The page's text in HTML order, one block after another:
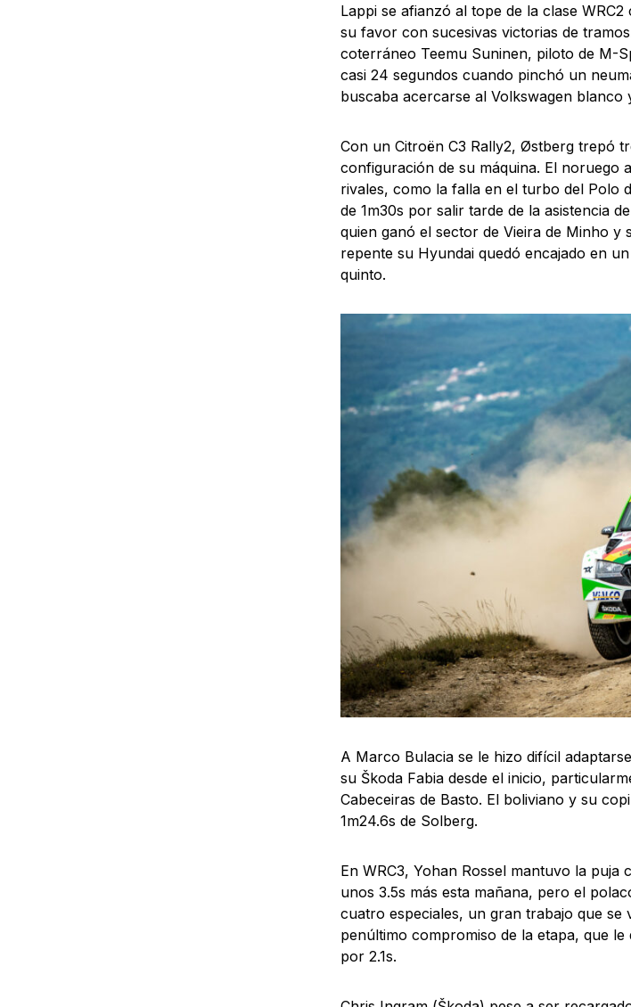
Lappi se afianzó al tope de la clase
su favor con sucesivas victorias de
coterráneo Teemu Suninen, piloto de M-
casi 24 segundos cuando pinchó un
buscaba acercarse al Volkswagen blanco
Con un Citroën C3 Rally2, Østberg trepó
configuración de su máquina. El noruego
rivales, como la falla en el turbo del Polo
de 1m30s por salir tarde de la asistencia
quien ganó el sector de Vieira de Minho
repente su Hyundai quedó encajado en
quinto.
A Marco Bulacia se le hizo difícil
su Škoda Fabia desde el inicio,
Cabeceiras de Basto. El boliviano y su
1m24.6s de Solberg.
En WRC3, Yohan Rossel mantuvo la puja
unos 3.5s más esta mañana, pero el
cuatro especiales, un gran trabajo que
penúltimo compromiso de la etapa, que
por 2.1s.